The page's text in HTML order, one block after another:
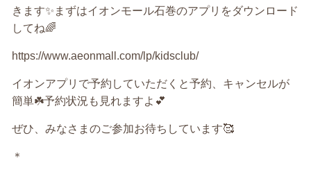
きます✨まずはイオンモール石巻のアプリをダウンロード
してね🌈
https://www.aeonmall.com/lp/kidsclub/
イオンアプリで予約していただくと予約、キャンセルが
簡単☘️予約状況も見れますよ💕
ぜひ、みなさまのご参加お待ちしています🥰
＊